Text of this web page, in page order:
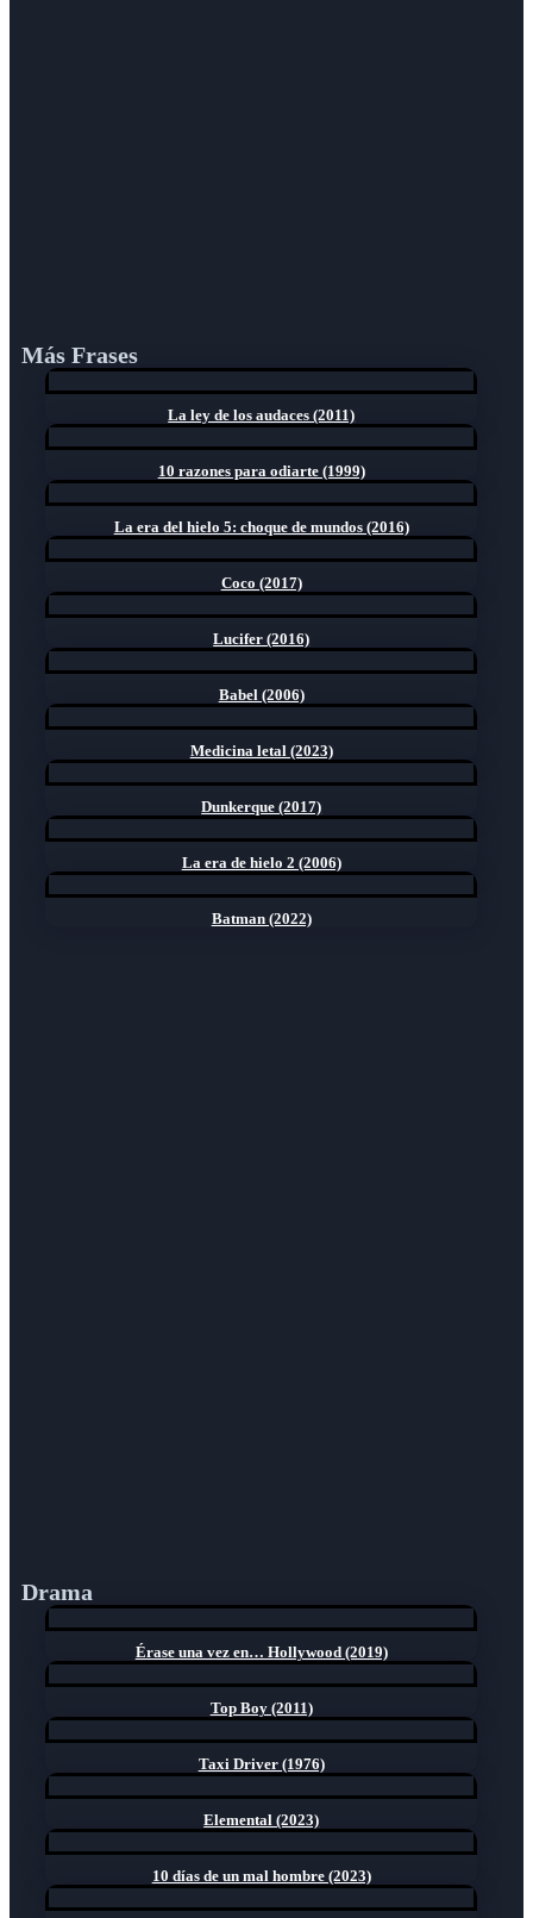
Más Frases
La ley de los audaces (2011)
10 razones para odiarte (1999)
La era del hielo 5: choque de mundos (2016)
Coco (2017)
Lucifer (2016)
Babel (2006)
Medicina letal (2023)
Dunkerque (2017)
La era de hielo 2 (2006)
Batman (2022)
Drama
Érase una vez en… Hollywood (2019)
Top Boy (2011)
Taxi Driver (1976)
Elemental (2023)
10 días de un mal hombre (2023)